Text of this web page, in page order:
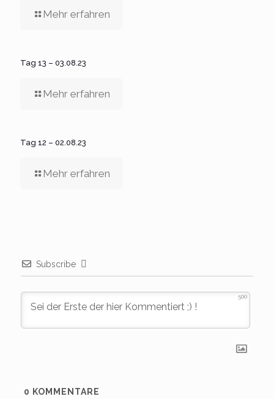
Mehr erfahren
Tag 13 – 03.08.23
Mehr erfahren
Tag 12 – 02.08.23
Mehr erfahren
Subscribe
500
0 KOMMENTARE